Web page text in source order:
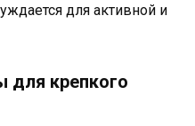
для активной и
для крепкого